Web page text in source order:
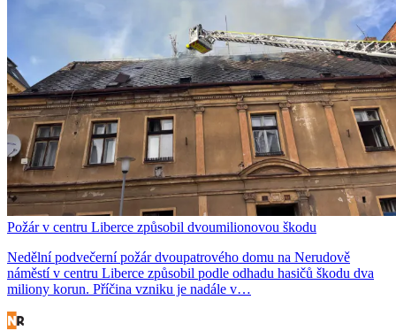
Požár v centru Liberce způsobil dvoumilionovou škodu
Nedělní podvečerní požár dvoupatrového domu na Nerudově
náměstí v centru Liberce způsobil podle odhadu hasičů škodu dva
miliony korun. Příčina vzniku je nadále v…